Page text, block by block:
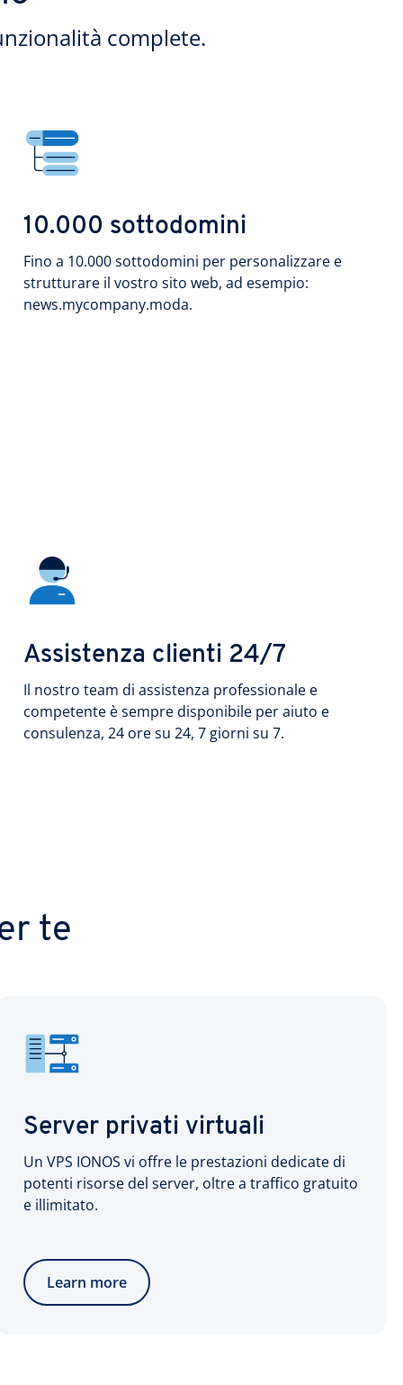
complete.
10.000 sottodomini
Fino a 10.000 sottodomini per personalizzare e
strutturare il vostro sito web, ad esempio:
news.mycompany.moda.
Assistenza clienti 24/7
Il nostro team di assistenza professionale e
competente è sempre disponibile per aiuto e
consulenza, 24 ore su 24, 7 giorni su 7.
te
Server privati virtuali
Un VPS IONOS vi offre le prestazioni dedicate di
potenti risorse del server, oltre a traffico gratuito
e illimitato.
Learn more